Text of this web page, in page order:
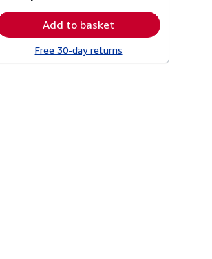
Add to basket
Free 30-day returns